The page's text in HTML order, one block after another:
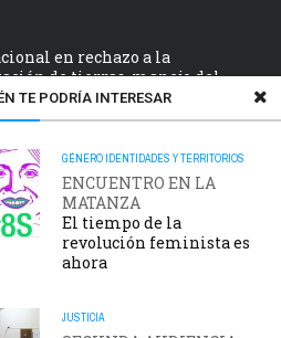
TE PODRÍA INTERESAR
GÉNERO IDENTIDADES Y TERRITORIOS
ENCUENTRO EN LA
MATANZA
El tiempo de la
revolución feminista es
ahora
JUSTICIA
en rechazo a la
de tierras, manejo del
2026